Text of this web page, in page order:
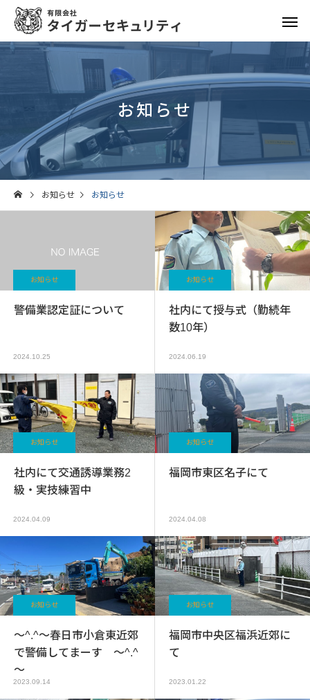
お知らせ
お知らせ お知らせ
お知らせ
警備業認定証について
2024.10.25
お知らせ
社内にて授与式（勤続年
数10年）
2024.06.19
お知らせ
社内にて交通誘導業務2
級・実技練習中
2024.04.09
お知らせ
福岡市東区名子にて
2024.04.08
お知らせ
～^.^～春日市小倉東近郊
で警備してまーす ～^.^
～
2023.09.14
お知らせ
福岡市中央区福浜近郊に
て
2023.01.22